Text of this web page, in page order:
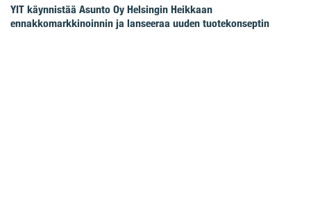
YIT käynnistää Asunto Oy Helsingin Heikkaan
ennakkomarkkinoinnin ja lanseeraa uuden tuotekonseptin